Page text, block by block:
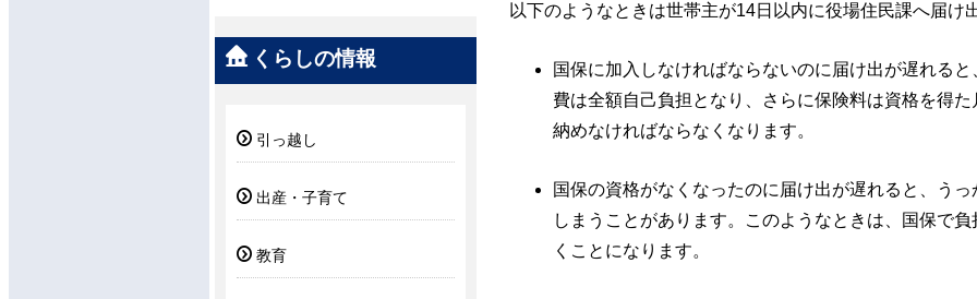
くらしの情報
引っ越し
出産・子育て
教育
以下のようなときは世帯主が14日以内に役場住民課へ届け
国保に加入しなければならないのに届け出が遅れる
費は全額自己負担となり、さらに保険料は資格を得
納めなければならなくなります。
国保の資格がなくなったのに届け出が遅れると、う
しまうことがあります。このようなときは、国保で
くことになります。